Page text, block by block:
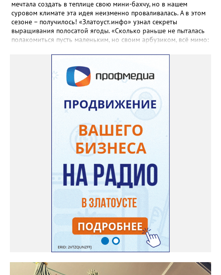
мечтала создать в теплице свою мини-бахчу, но в нашем
суровом климате эта идея неизменно проваливалась. А в этом
сезоне – получилось! «Златоуст.инфо» узнал секреты
выращивания полосатой ягоды. «Сколько раньше не пыталась
полакомиться пусть маленьким, но своим арбузиком, всё мимо:
«Златоуст.инфо» садовод. – В этом году посадила сорт так
называемых северных арбузов – «Юлия», а также «Коккоро»
(он жёлтый и, говорят, очень сладкий). Вот уже первый на пару
кило вызрел. Чтобы не оборвал плеть, подвешиваю своих
полосатиков в сетках из-под овощей или авоськах,
подкармливаю. Не терпится попробовать!». Опытные
бахчеводы из южных регионов в соцсетях посоветовали нашей
землячке: арбуз будет созревшим не раньше, чем с его кожуры
пропадет матовость (станет глянцевым). По срокам опыления
норма зрелости для «Коккоро» - не менее 42 дней от завязи
размером с грецкий орех. Екатерина выяснила у знающих
людей и причину своих неудач – её сеянцы не опылялись, и это
нужно было делать самостоятельно. «Мужской» цветочек для
этого прикладывают к «женскому» - тычинку к пестику. Фото:
Екатерина Громова, специально для «Златоуст.инфо».
Обсуждение новости здесь
ВКОНТАКТЕ https://vk.com/newszlatoust74